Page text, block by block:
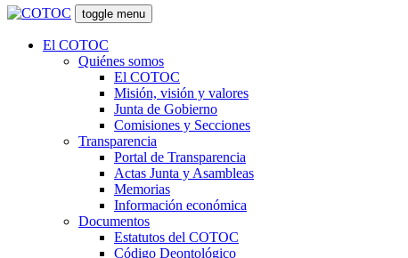
toggle menu
El COTOC
Quiénes somos
El COTOC
Misión, visión y valores
Junta de Gobierno
Comisiones y Secciones
Transparencia
Portal de Transparencia
Actas Junta y Asambleas
Memorias
Información económica
Documentos
Estatutos del COTOC
Código Deontológico